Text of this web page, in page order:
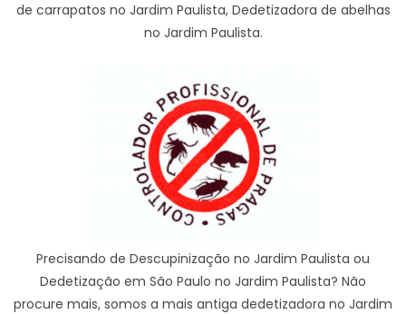
de carrapatos no Jardim Paulista, Dedetizadora de abelhas
no Jardim Paulista.
Precisando de Descupinização no Jardim Paulista ou
Dedetização em São Paulo no Jardim Paulista? Não
procure mais, somos a mais antiga dedetizadora no Jardim